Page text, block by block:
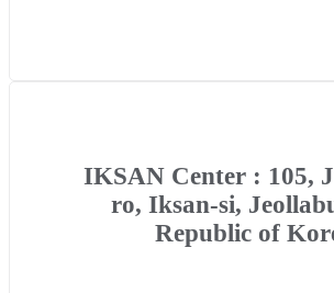
IKSAN Center : 105,
ro, Iksan-si,
Republic of